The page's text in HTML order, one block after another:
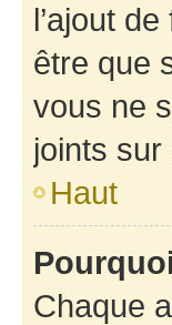
l’ajout
être que
vous ne
joints sur
Haut
Chaque